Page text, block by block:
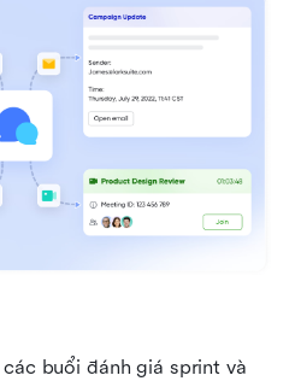
buổi đánh giá sprint và